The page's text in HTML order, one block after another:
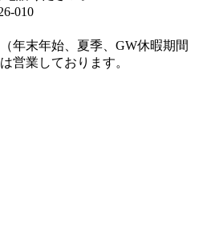
（年末年始、夏季、GW休暇期間
業しております。